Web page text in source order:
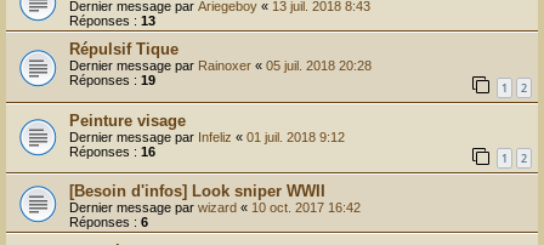
Dernier message par Ariegeboy « 13 juil. 2018 8:43
Réponses : 13
Répulsif Tique
Dernier message par Rainoxer « 05 juil. 2018 20:28
Réponses : 19 1 2
Peinture visage
Dernier message par Infeliz « 01 juil. 2018 9:12
Réponses : 16 1 2
[Besoin d'infos] Look sniper WWII
Dernier message par wizard « 10 oct. 2017 16:42
Réponses : 6